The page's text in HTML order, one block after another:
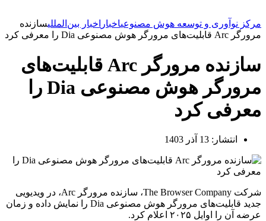
مرکز نوآوری و توسعه هوش مصنوعیاخبار اخبار بین‌المللیسازنده
مرورگر Arc قابلیت‌های مرورگر هوش مصنوعی Dia را معرفی کرد
سازنده مرورگر Arc قابلیت‌های
مرورگر هوش مصنوعی Dia را
معرفی کرد
انتشار: 13 آذر 1403
شرکت The Browser Company، سازنده مرورگر Arc، در ویدیویی
جدید قابلیت‌های مرورگر هوش مصنوعی Dia را نمایش داده و زمان
عرضه آن را اوایل ۲۰۲۵ اعلام کرد.